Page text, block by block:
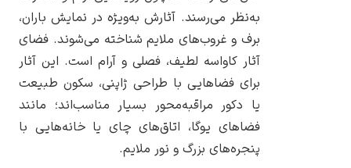
به‌نظر می‌رسند. آثارش به‌ویژه در نمایش باران،
برف و غروب‌های ملایم شناخته می‌شوند. فضای
آثار کاواسه لطیف، فصلی و آرام است. این آثار
برای فضاهایی با طراحی ژاپنی، سکون طبیعت
یا دکور مراقبه‌محور بسیار مناسب‌اند؛ مانند
فضاهای یوگا، اتاق‌های چای یا خانه‌هایی با
پنجره‌های بزرگ و نور ملایم.